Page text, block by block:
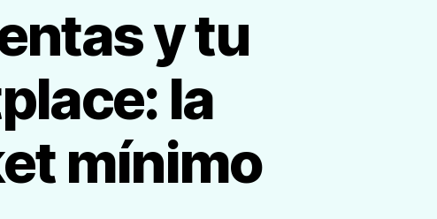
y tu
la
mínimo